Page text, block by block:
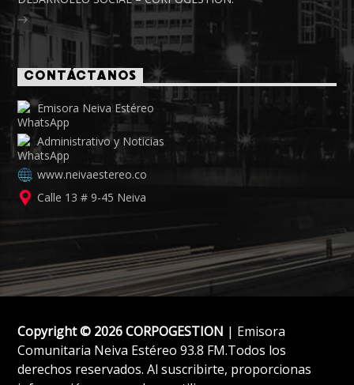
CONTÁCTANOS
Emisora Neiva Estéreo
Administrativo y Noticias
www.neivaestereo.co
Calle 13 # 9-45 Neiva
Copyright © 2026 CORPOGESTION | Emisora
Comunitaria Neiva Estéreo 93.8 FM.Todos los
derechos reservados. Al suscribirte, proporcionas